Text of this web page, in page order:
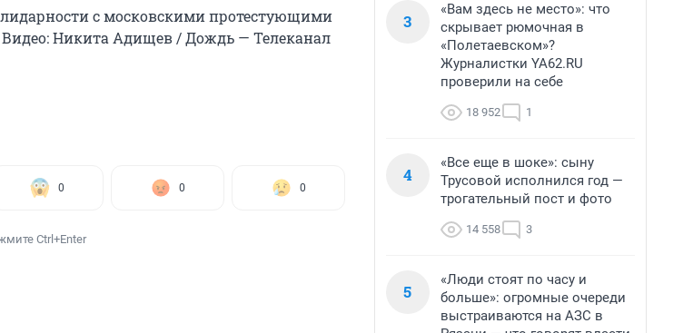
с московскими протестующими
Никита Адищев / Дождь — Телеканал
0 0 0
Ctrl+Enter
3
«Вам здесь не место»: что
скрывает рюмочная в
«Полетаевском»?
Журналистки YA62.RU
проверили на себе
18 952 1
4
«Все еще в шоке»: сыну
Трусовой исполнился год —
трогательный пост и фото
14 558 3
5
«Люди стоят по часу и
больше»: огромные очереди
выстраиваются на АЗС в